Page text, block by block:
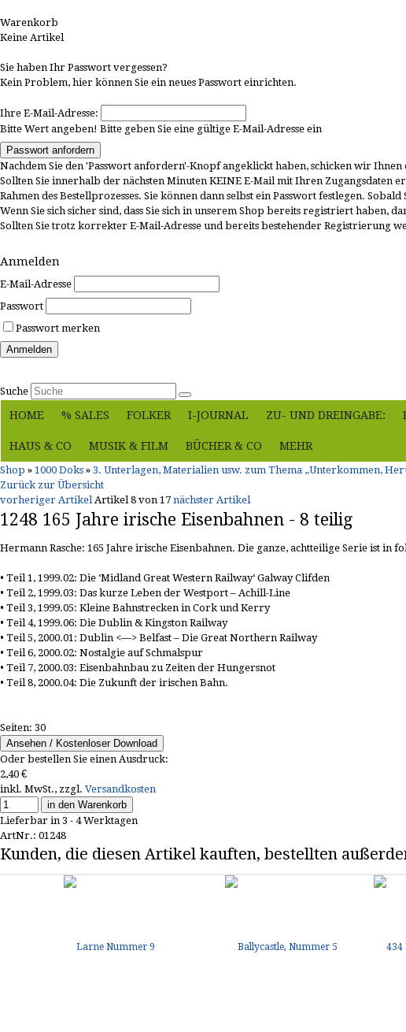
Warenkorb
Keine Artikel
Sie haben Ihr Passwort vergessen?
Kein Problem, hier können Sie ein neues Passwort einrichten.
Ihre E-Mail-Adresse:
Bitte Wert angeben! Bitte geben Sie eine gültige E-Mail-Adresse ein
Passwort anfordern
Nachdem Sie den 'Passwort anfordern'-Knopf angeklickt haben, schicken wir
Sollten Sie innerhalb der nächsten Minuten KEINE E-Mail mit Ihren Zugangsdaten
Rahmen des Bestellprozesses. Sie können dann selbst ein Passwort festlegen.
Wenn Sie sich sicher sind, dass Sie sich in unserem Shop bereits registriert
Sollten Sie trotz korrekter E-Mail-Adresse und bereits bestehender Registrierung
Anmelden
E-Mail-Adresse
Passwort
Passwort merken
Anmelden
Suche
HOME % SALES FOLKER I-JOURNAL ZU- UND DREINGABE:
HAUS & CO MUSIK & FILM BÜCHER & CO MEHR
Shop » 1000 Doks » 3. Unterlagen, Materialien usw. zum Thema „Unterkommen,
Zurück zur Übersicht
vorheriger Artikel Artikel 8 von 17 nächster Artikel
1248 165 Jahre irische Eisenbahnen - 8 teilig
Hermann Rasche: 165 Jahre irische Eisenbahnen. Die ganze, achtteilige Serie ist in
• Teil 1, 1999.02: Die ‘Midland Great Western Railway‘ Galway Clifden
• Teil 2, 1999.03: Das kurze Leben der Westport – Achill-Line
• Teil 3, 1999.05: Kleine Bahnstrecken in Cork und Kerry
• Teil 4, 1999.06: Die Dublin & Kingston Railway
• Teil 5, 2000.01: Dublin <—> Belfast – Die Great Northern Railway
• Teil 6, 2000.02: Nostalgie auf Schmalspur
• Teil 7, 2000.03: Eisenbahnbau zu Zeiten der Hungersnot
• Teil 8, 2000.04: Die Zukunft der irischen Bahn.
Seiten: 30
Ansehen / Kostenloser Download
Oder bestellen Sie einen Ausdruck:
2,40 €
inkl. MwSt., zzgl. Versandkosten
in den Warenkorb
Lieferbar in 3 - 4 Werktagen
ArtNr.: 01248
Kunden, die diesen Artikel kauften, bestellten